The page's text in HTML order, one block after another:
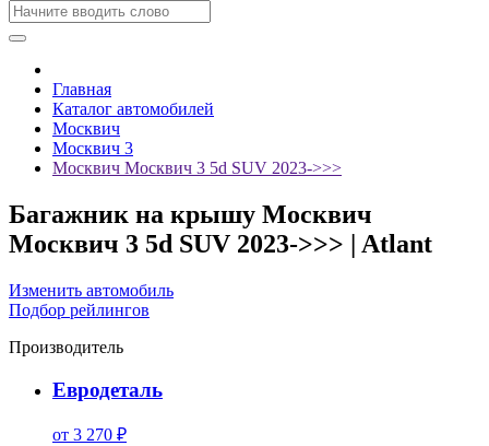
Главная
Каталог автомобилей
Москвич
Москвич 3
Москвич Москвич 3 5d SUV 2023->>>
Багажник на крышу Москвич
Москвич 3 5d SUV 2023->>> | Atlant
Изменить автомобиль
Подбор рейлингов
Производитель
Евродеталь
от 3 270 ₽